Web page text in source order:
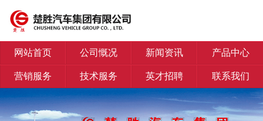
网站首页 公司慨况 新闻资讯
产品中心
营销服务
技术服务 英才招聘 联系我们